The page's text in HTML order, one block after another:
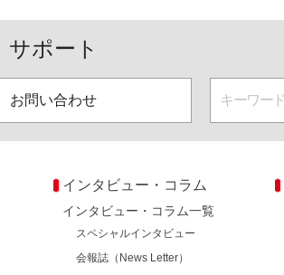
サポート
お問い合わせ
インタビュー・コラム
インタビュー・コラム一覧
スペシャルインタビュー
会報誌（News Letter）